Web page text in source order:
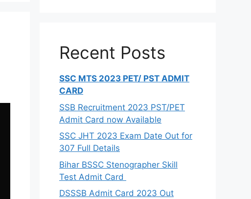
Recent Posts
SSC MTS 2023 PET/ PST ADMIT
CARD
SSB Recruitment 2023 PST/PET
Admit Card now Available
SSC JHT 2023 Exam Date Out for
307 Full Details
Bihar BSSC Stenographer Skill
Test Admit Card
DSSSB Admit Card 2023 Out